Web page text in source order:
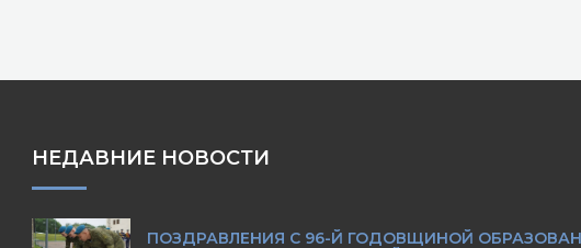
НЕДАВНИЕ НОВОСТИ
ПОЗДРАВЛЕНИЯ С 96-Й ГОДОВЩИНОЙ